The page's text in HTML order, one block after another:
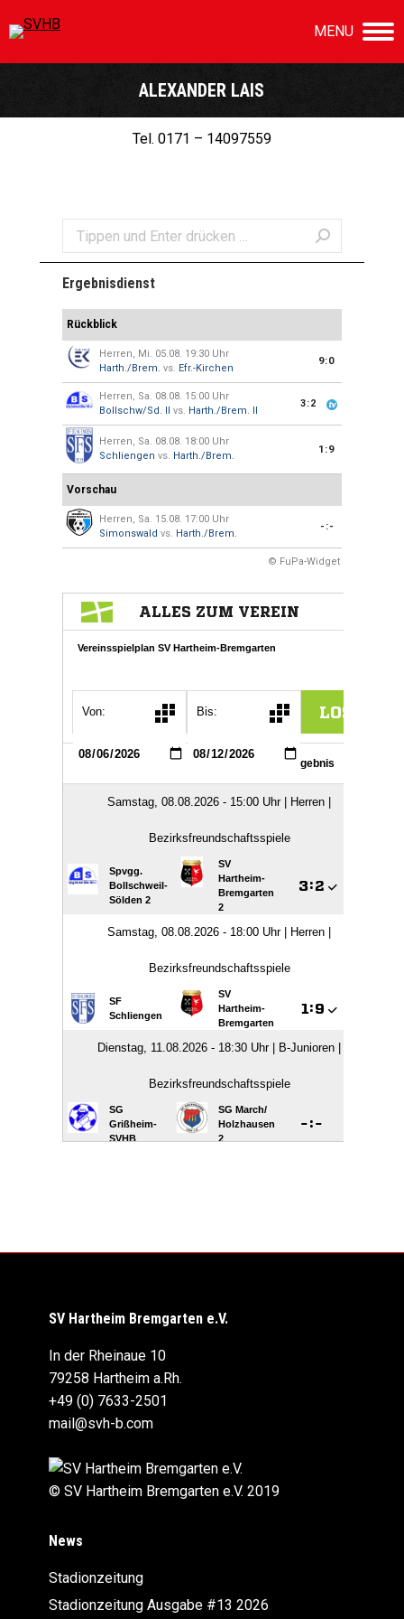
MENU
ALEXANDER LAIS
Sie befinden sich hier:
Tel. 0171 – 14097559
Search:
Ergebnisdienst
Rückblick
Herren, Mi. 05.08. 19:30 Uhr
Harth./Brem. vs. Efr.-Kirchen
9:0
Herren, Sa. 08.08. 15:00 Uhr
Bollschw/Sd. II vs. Harth./Brem. II
3:2
Herren, Sa. 08.08. 18:00 Uhr
Schliengen vs. Harth./Brem.
1:9
Vorschau
Herren, Sa. 15.08. 17:00 Uhr
Simonswald vs. Harth./Brem.
-:-
© FuPa-Widget
SV Hartheim Bremgarten e.V.
In der Rheinaue 10
79258 Hartheim a.Rh.
+49 (0) 7633-2501
mail@svh-b.com
© SV Hartheim Bremgarten e.V. 2019
News
Stadionzeitung
Stadionzeitung Ausgabe #13 2026